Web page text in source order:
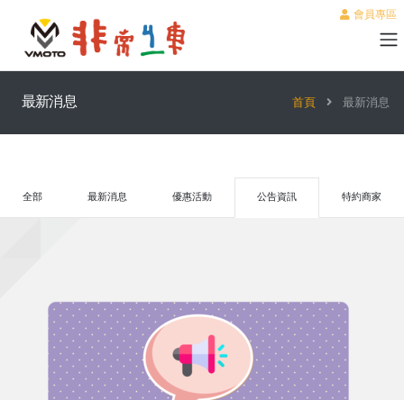
會員專區
最新消息 首頁 最新消息
全部 最新消息 優惠活動 公告資訊 特約商家